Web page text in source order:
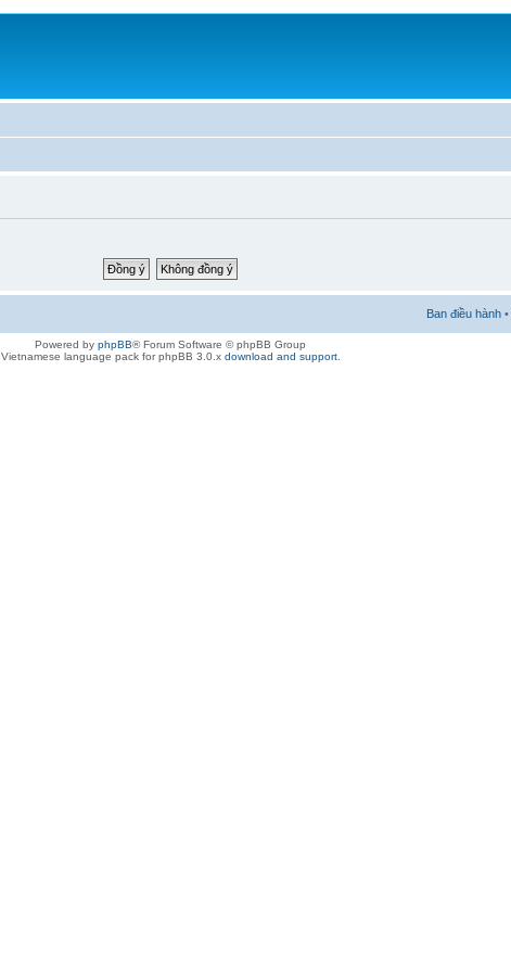
Ban điều hành •
Powered by phpBB® Forum Software © phpBB Group
Vietnamese language pack for phpBB 3.0.x download and support.